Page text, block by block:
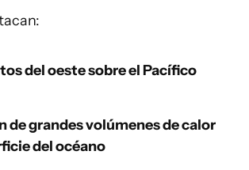
del oeste sobre el Pacífico
de grandes volúmenes de calor
del océano